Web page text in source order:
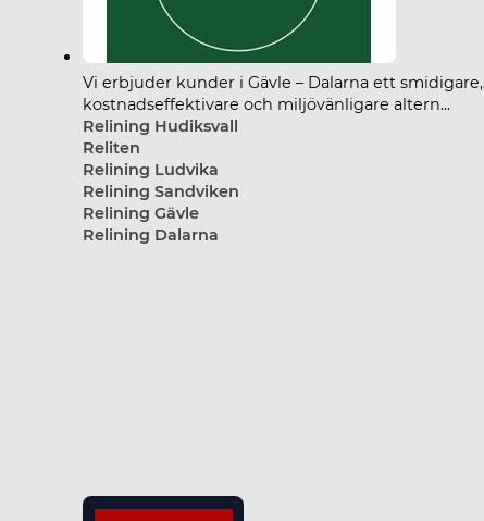
Vi erbjuder kunder i Gävle – Dalarna ett smidigare,
kostnadseffektivare och miljövänligare altern...
Relining Hudiksvall
Reliten
Relining Ludvika
Relining Sandviken
Relining Gävle
Relining Dalarna